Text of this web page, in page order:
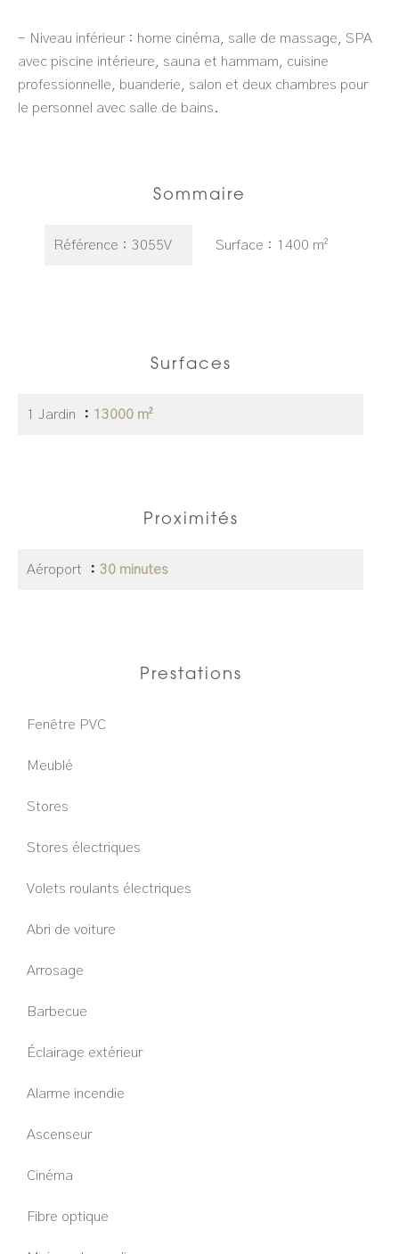
- Niveau inférieur : home cinéma, salle de massage, SPA
avec piscine intérieure, sauna et hammam, cuisine
professionnelle, buanderie, salon et deux chambres pour
le personnel avec salle de bains.
Sommaire
Référence 3055V Surface 1400 m²
Surfaces
1 Jardin 13000 m²
Proximités
Aéroport 30 minutes
Prestations
Fenêtre PVC
Meublé
Stores
Stores électriques
Volets roulants électriques
Abri de voiture
Arrosage
Barbecue
Éclairage extérieur
Alarme incendie
Ascenseur
Cinéma
Fibre optique